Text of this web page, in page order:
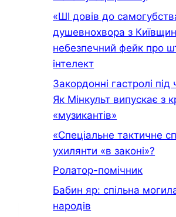
«ШІ довів до
душевнохвора з
небезпечний фейк про
інтелект
Закордонні гастролі під
Як Мінкульт випускає з
«музикантів»
«Спеціальне тактичне
ухилянти «в законі»?
Ролатор-помічник
Бабин яр: спільна
народів